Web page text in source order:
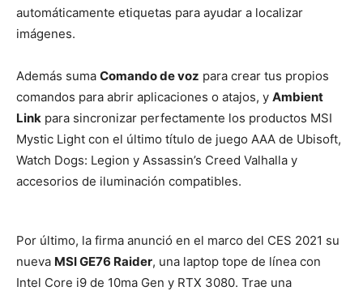
automáticamente etiquetas para ayudar a localizar
imágenes.
Además suma Comando de voz para crear tus propios
comandos para abrir aplicaciones o atajos, y Ambient
Link para sincronizar perfectamente los productos MSI
Mystic Light con el último título de juego AAA de Ubisoft,
Watch Dogs: Legion y Assassin’s Creed Valhalla y
accesorios de iluminación compatibles.
Por último, la firma anunció en el marco del CES 2021 su
nueva MSI GE76 Raider, una laptop tope de línea con
Intel Core i9 de 10ma Gen y RTX 3080. Trae una